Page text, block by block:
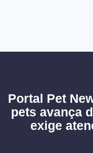
Portal Pet
pets avança
exige